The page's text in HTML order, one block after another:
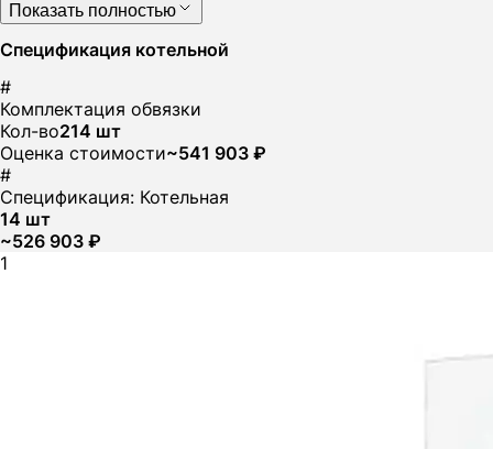
Показать полностью
Спецификация котельной
#
Комплектация обвязки
Кол-во214 шт
Оценка стоимости~541 903 ₽
#
Спецификация: Котельная
14 шт
~526 903 ₽
1